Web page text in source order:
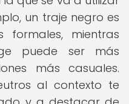
un traje negro es
mientras
puede ser más
más casuales.
al contexto te